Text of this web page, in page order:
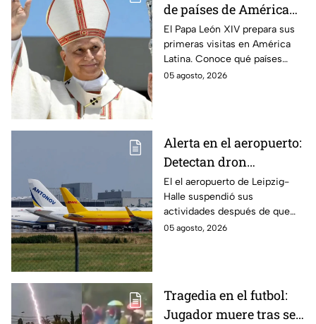
de países de América
Latina que el Papa León
XIV visitará
El Papa León XIV prepara sus
primeras visitas en América
Latina. Conoce qué países
están en su agenda y si
05 agosto, 2026
Alerta en el aeropuerto:
Detectan dron
transportando
explosivos en
Alemania
El el aeropuerto de Leipzig-
Halle suspendió sus
actividades después de que
fuera localizado un dron que
05 agosto, 2026
Tragedia en el futbol:
Jugador muere tras ser